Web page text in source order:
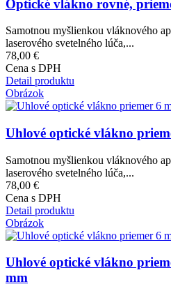
Optické vlákno rovné,
Samotnou myšlienkou vláknového
laserového svetelného lúča,...
78,00 €
Cena s DPH
Detail produktu
Obrázok
Uhlové optické vlákno
Samotnou myšlienkou vláknového
laserového svetelného lúča,...
78,00 €
Cena s DPH
Detail produktu
Obrázok
Uhlové optické vlákno
mm